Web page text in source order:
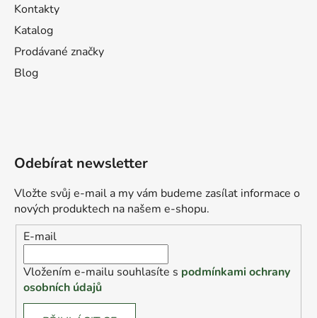
Kontakty
Katalog
Prodávané značky
Blog
Odebírat newsletter
Vložte svůj e-mail a my vám budeme zasílat informace o
nových produktech na našem e-shopu.
E-mail
Vložením e-mailu souhlasíte s podmínkami ochrany
osobních údajů